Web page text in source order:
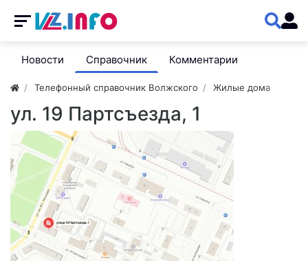
Новости Справочник Комментарии
Телефонный справочник Волжского Жилые дома
ул. 19 Партсъезда, 1